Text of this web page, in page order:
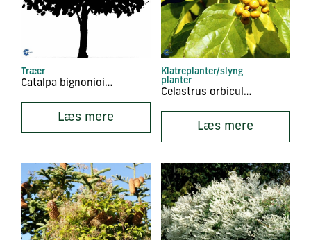
Træer
Catalpa bignonioides
Læs mere
Klatreplanter/slyng
planter
Celastrus orbiculatus
Læs mere